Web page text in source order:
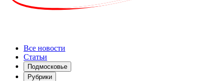
Все новости
Статьи
Подмосковье
Рубрики